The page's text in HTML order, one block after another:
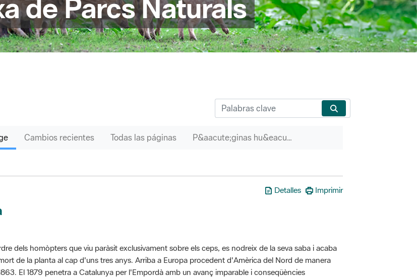
de Parcs Naturals
Cambios recientes Todas las páginas P&aacute;ginas hu&eacute;rfanas
Detalles Imprimir
dels homòpters que viu paràsit exclusivament sobre els ceps, es nodreix de la seva saba i acaba
de la planta al cap d'uns tres anys. Arriba a Europa procedent d'Amèrica del Nord de manera
El 1879 penetra a Catalunya per l'Empordà amb un avanç imparable i conseqüències